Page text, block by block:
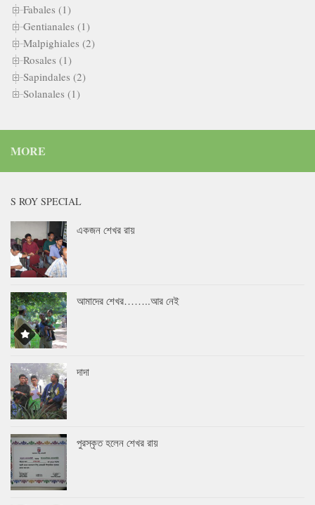
Fabales (1)
Gentianales (1)
Malpighiales (2)
Rosales (1)
Sapindales (2)
Solanales (1)
MORE
S ROY SPECIAL
একজন শেখর রায়
আমাদের শেখর……..আর নেই
দাদা
পুরস্কৃত হলেন শেখর রায়